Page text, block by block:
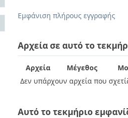
Εμφάνιση πλήρους εγγραφής
Αρχεία σε αυτό το
Αρχεία Μέγεθος
Δεν υπάρχουν αρχεία που
Αυτό το τεκμήριο